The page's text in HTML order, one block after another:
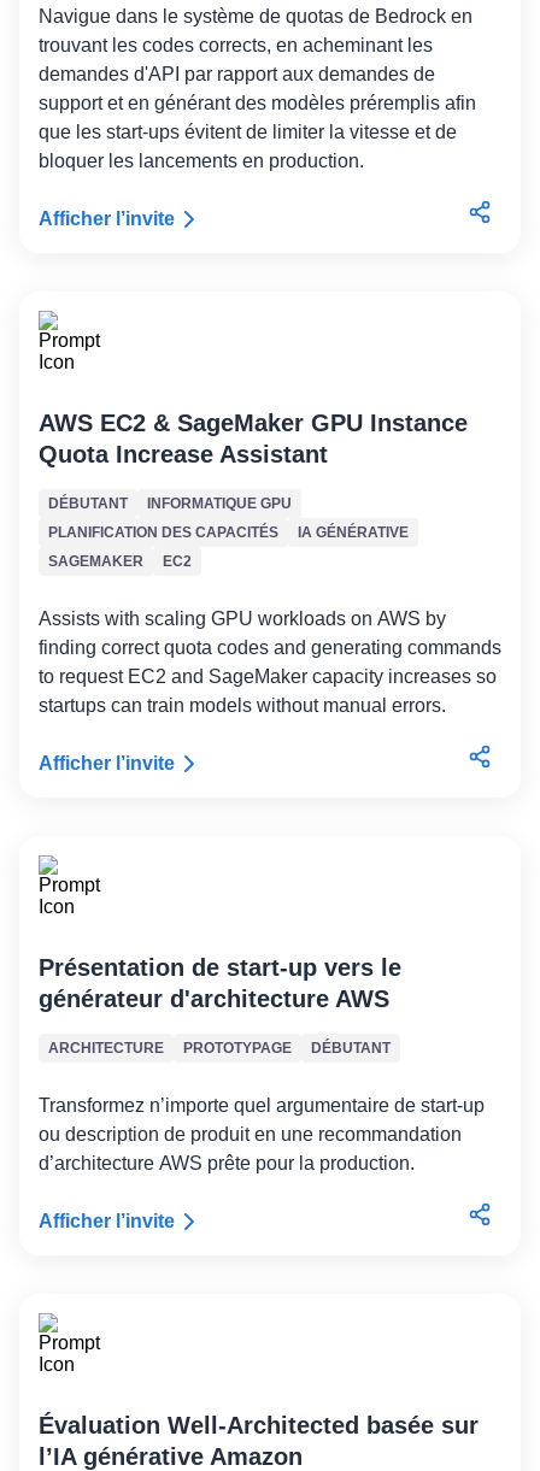
Navigue dans le système de quotas de Bedrock en
trouvant les codes corrects, en acheminant les
demandes d'API par rapport aux demandes de
support et en générant des modèles préremplis afin
que les start-ups évitent de limiter la vitesse et de
bloquer les lancements en production.
Afficher l’invite
AWS EC2 & SageMaker GPU Instance
Quota Increase Assistant
DÉBUTANT
INFORMATIQUE GPU
PLANIFICATION DES CAPACITÉS
IA GÉNÉRATIVE
SAGEMAKER
EC2
Assists with scaling GPU workloads on AWS by
finding correct quota codes and generating commands
to request EC2 and SageMaker capacity increases so
startups can train models without manual errors.
Afficher l’invite
Présentation de start-up vers le
générateur d'architecture AWS
ARCHITECTURE PROTOTYPAGE DÉBUTANT
Transformez n’importe quel argumentaire de start-up
ou description de produit en une recommandation
d’architecture AWS prête pour la production.
Afficher l’invite
Évaluation Well-Architected basée sur
l’IA générative Amazon